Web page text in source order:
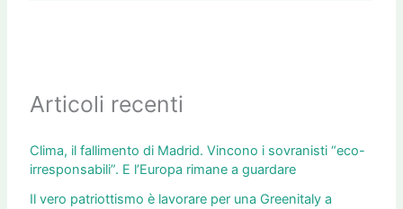
Articoli recenti
Clima, il fallimento di Madrid. Vincono i sovranisti “eco-
irresponsabili”. E l’Europa rimane a guardare
Il vero patriottismo è lavorare per una Greenitaly a